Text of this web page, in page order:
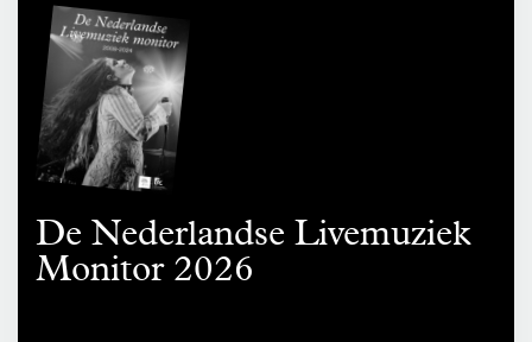
De Nederlandse Livemuziek
Monitor 2026